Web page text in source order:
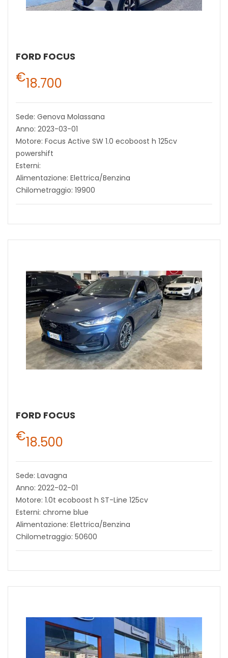
FORD FOCUS
€18.700
Sede: Genova Molassana
Anno: 2023-03-01
Motore: Focus Active SW 1.0 ecoboost h 125cv
powershift
Esterni:
Alimentazione: Elettrica/Benzina
Chilometraggio: 19900
FORD FOCUS
€18.500
Sede: Lavagna
Anno: 2022-02-01
Motore: 1.0t ecoboost h ST-Line 125cv
Esterni: chrome blue
Alimentazione: Elettrica/Benzina
Chilometraggio: 50600